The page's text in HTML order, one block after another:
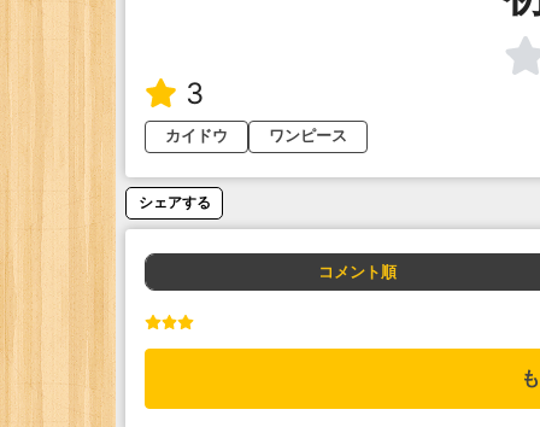
3
カイドウ ワンピース
シェアする
コメント順